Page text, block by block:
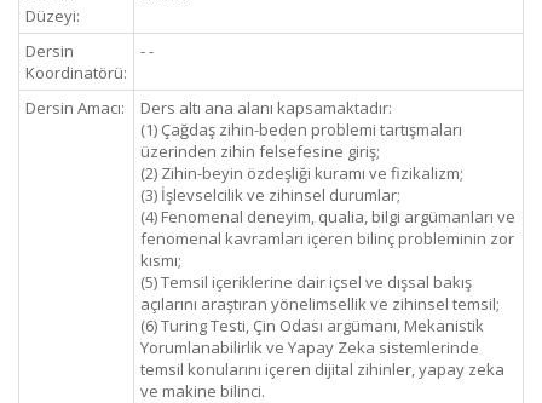
Düzeyi:
Dersin
Koordinatörü:
- -
Dersin Amacı:
Ders altı ana alanı kapsamaktadır:
(1) Çağdaş zihin-beden problemi tartışmaları
üzerinden zihin felsefesine giriş;
(2) Zihin-beyin özdeşliği kuramı ve fizikalizm;
(3) İşlevselcilik ve zihinsel durumlar;
(4) Fenomenal deneyim, qualia, bilgi argümanları ve
fenomenal kavramları içeren bilinç probleminin zor
kısmı;
(5) Temsil içeriklerine dair içsel ve dışsal bakış
açılarını araştıran yönelimsellik ve zihinsel temsil;
(6) Turing Testi, Çin Odası argümanı, Mekanistik
Yorumlanabilirlik ve Yapay Zeka sistemlerinde
temsil konularını içeren dijital zihinler, yapay zeka
ve makine bilinci.